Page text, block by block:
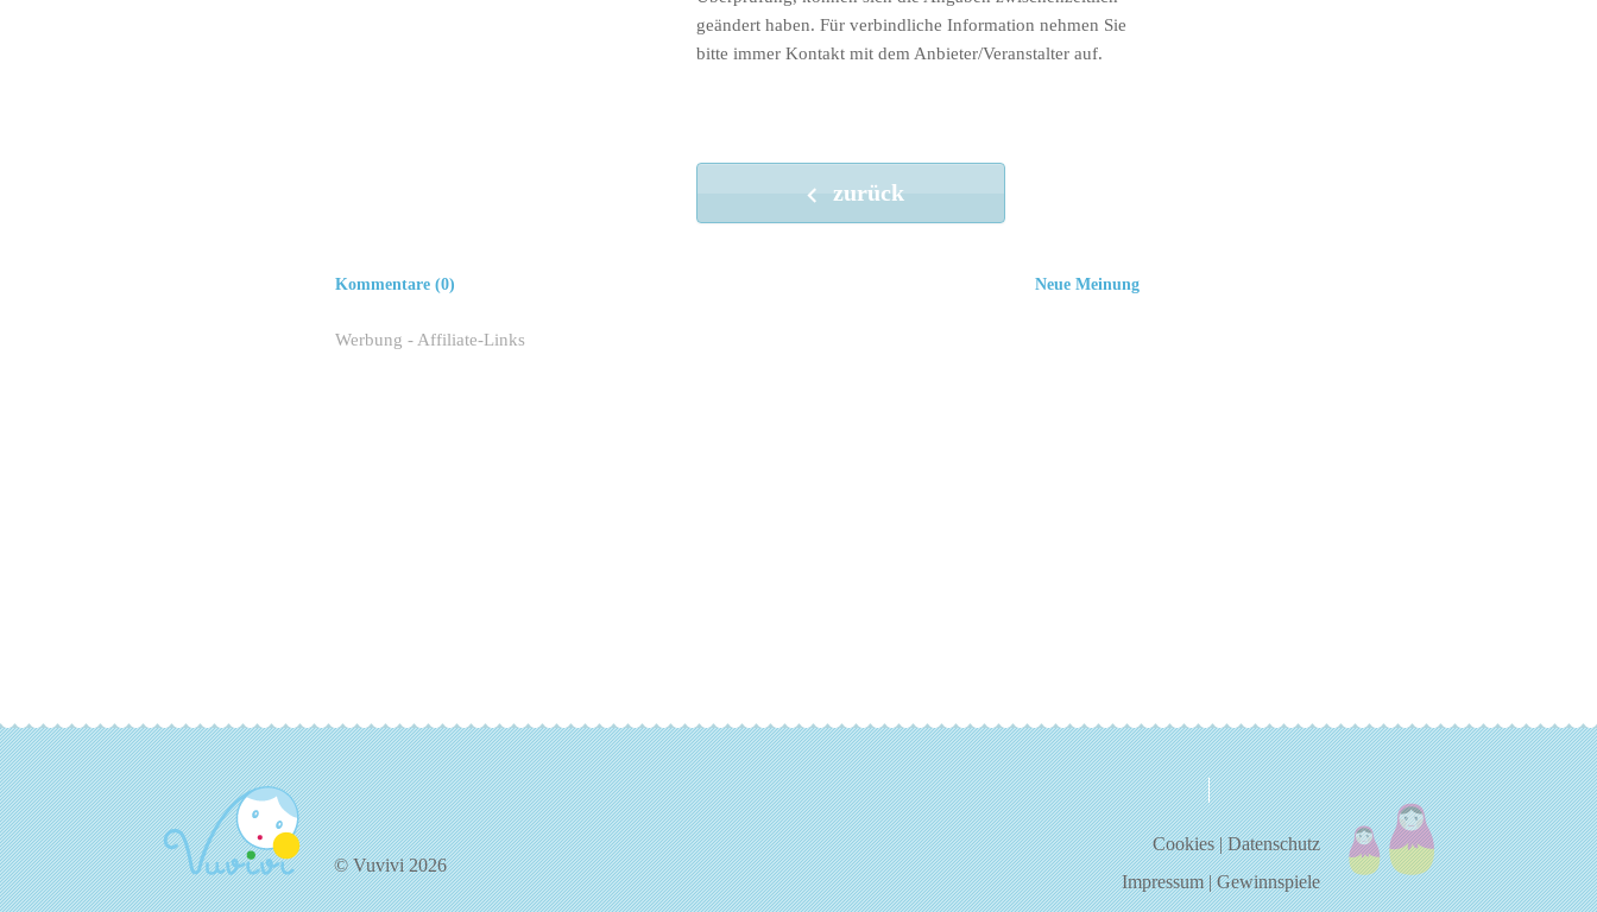
geändert haben. Für verbindliche Information nehmen Sie
bitte immer Kontakt mit dem Anbieter/Veranstalter auf.
zurück
Neue Meinung
Kommentare (0)
Werbung - Affiliate-Links
© Vuvivi 2026
über uns kontakt
Cookies|Datenschutz
Impressum|Gewinnspiele